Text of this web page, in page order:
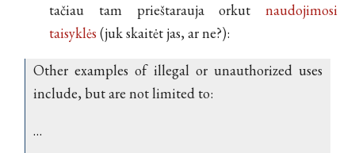
tačiau tam prieštarauja orkut naudojimosi
taisyklės (juk skaitėt jas, ar ne?):
Other examples of illegal or unauthorized uses
include, but are not limited to:
…